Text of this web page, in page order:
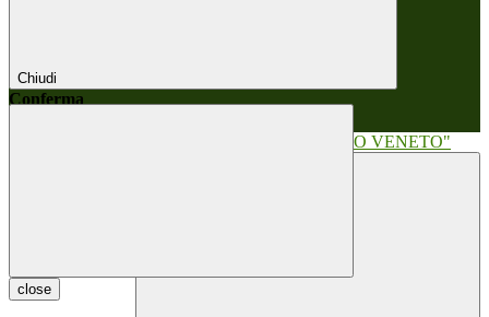
Chiudi
Conferma
close